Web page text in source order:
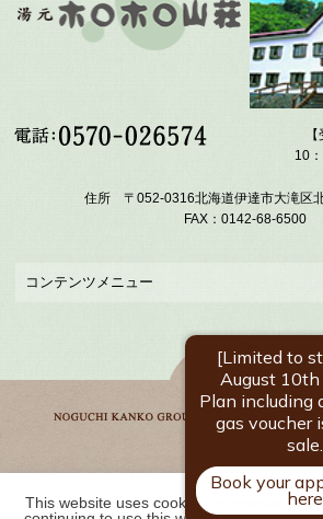
10
住所 〒052-0316北海道伊達市大滝区
FAX：0142-68-6500
コンテンツメニュー
野口観光グループ一覧
This website uses cookies to improve